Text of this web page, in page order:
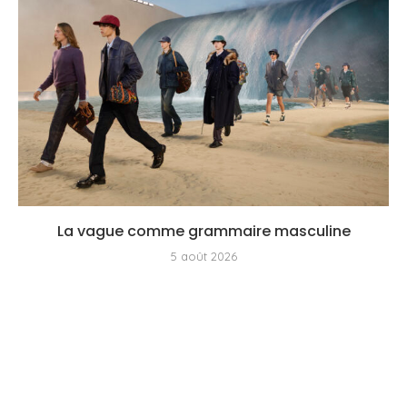
La vague comme grammaire masculine
5 août 2026